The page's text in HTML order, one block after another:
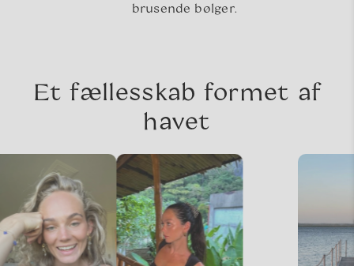
brusende bølger.
Et fællesskab formet af
havet